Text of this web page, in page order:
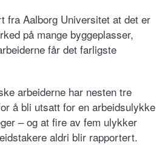
fra Aalborg Universitet at det er
på mange byggeplasser,
får det farligste
arbeiderne har nesten tre
å bli utsatt for en arbeidsulykke
– og at fire av fem ulykker
aldri blir rapportert.